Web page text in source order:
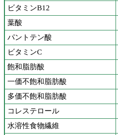
ビタミンB12
葉酸
パントテン酸
ビタミンC
飽和脂肪酸
一価不飽和脂肪酸
多価不飽和脂肪酸
コレステロール
水溶性食物繊維